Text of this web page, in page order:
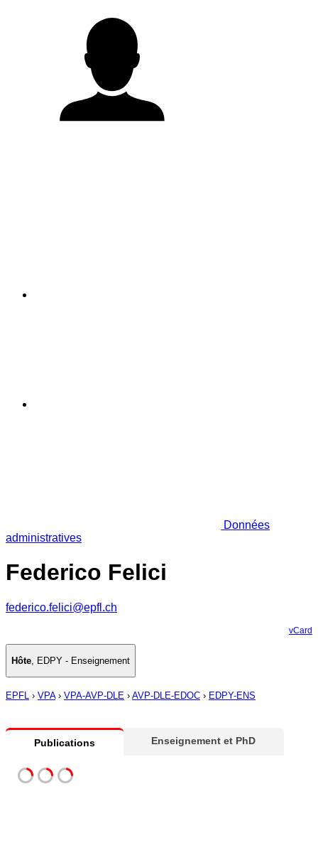
Données
administratives
Federico Felici
federico.felici@epfl.ch
vCard
Hôte, EDPY - Enseignement
EPFL › VPA› VPA-AVP-DLE › AVP-DLE-EDOC › EDPY-ENS
Publications Enseignement et PhD